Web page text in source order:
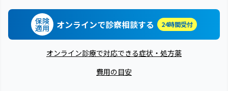
保険
適用 オンラインで診察相談する 24時間受付
オンライン診療で対応できる症状・処方薬
費用の目安